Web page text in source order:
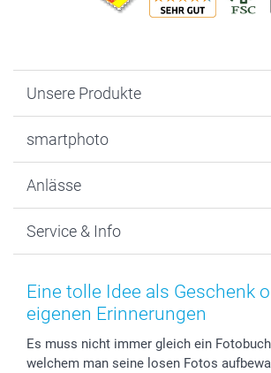
Unsere Produkte
Fotogeschenke
MyNameBook
Fotoabzüge, Fotos als Buch & Poster
Zubehör & Material
Foto-Kalender & Agenden
Geschenk-Gutscheine (PDF)
smartphoto
Warum smartphoto
Datenschutz
AGB
Impressum
Partnerprogramme
Anlässe
Neujahr
Muttertag
Vatertag
Hochzeit
Service & Info
Preise und Versandkosten
Lieferfristen
Zahlungsmöglichkeiten
Eine tolle Idee als Geschenk
eigenen Erinnerungen
Es muss nicht immer gleich ein
welchem man seine losen Fotos